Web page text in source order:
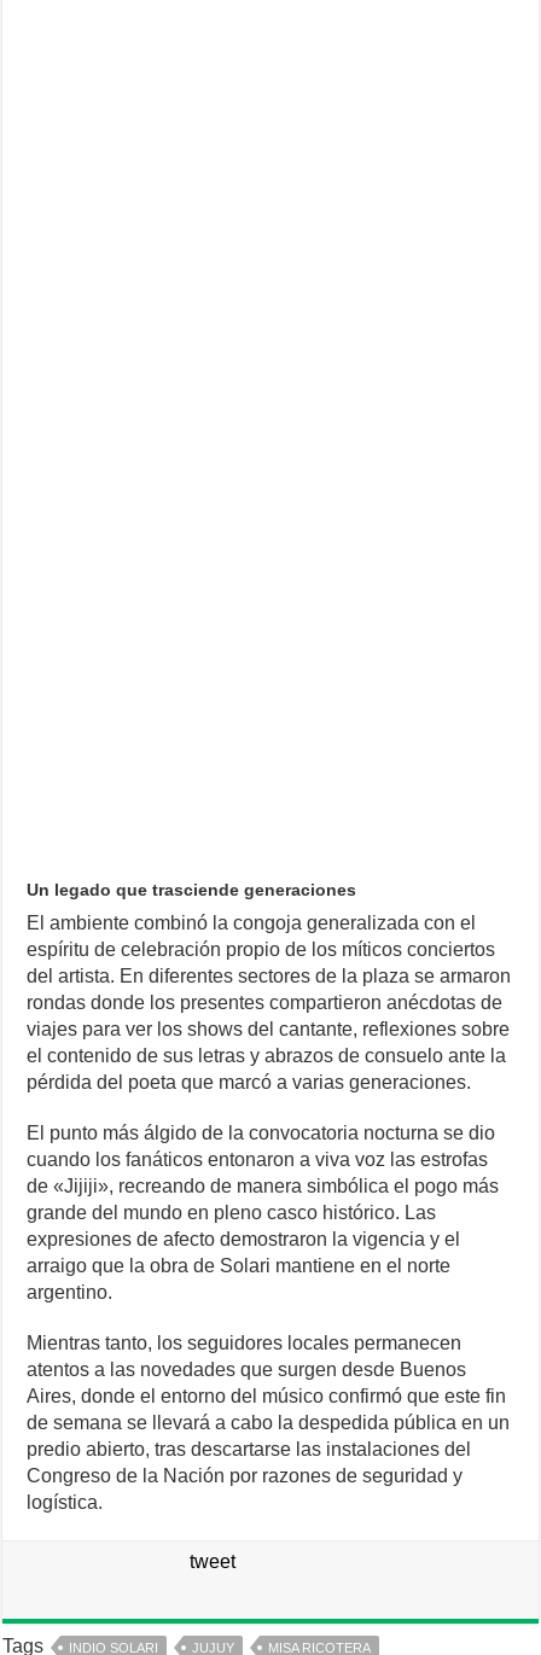
Un legado que trasciende generaciones
El ambiente combinó la congoja generalizada con el
espíritu de celebración propio de los míticos conciertos
del artista. En diferentes sectores de la plaza se armaron
rondas donde los presentes compartieron anécdotas de
viajes para ver los shows del cantante, reflexiones sobre
el contenido de sus letras y abrazos de consuelo ante la
pérdida del poeta que marcó a varias generaciones.
El punto más álgido de la convocatoria nocturna se dio
cuando los fanáticos entonaron a viva voz las estrofas
de «Jijiji», recreando de manera simbólica el pogo más
grande del mundo en pleno casco histórico. Las
expresiones de afecto demostraron la vigencia y el
arraigo que la obra de Solari mantiene en el norte
argentino.
Mientras tanto, los seguidores locales permanecen
atentos a las novedades que surgen desde Buenos
Aires, donde el entorno del músico confirmó que este fin
de semana se llevará a cabo la despedida pública en un
predio abierto, tras descartarse las instalaciones del
Congreso de la Nación por razones de seguridad y
logística.
tweet
Tags INDIO SOLARI JUJUY MISA RICOTERA